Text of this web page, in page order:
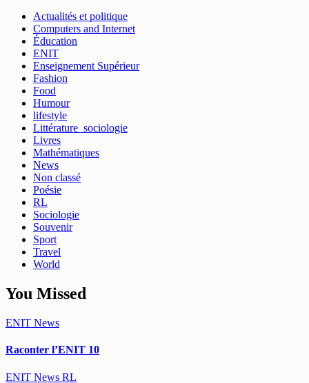
Actualités et politique
Computers and Internet
Éducation
ENIT
Enseignement Supérieur
Fashion
Food
Humour
lifestyle
Littérature_sociologie
Livres
Mathématiques
News
Non classé
Poésie
RL
Sociologie
Souvenir
Sport
Travel
World
You Missed
ENIT News
Raconter l’ENIT 10
ENIT News RL